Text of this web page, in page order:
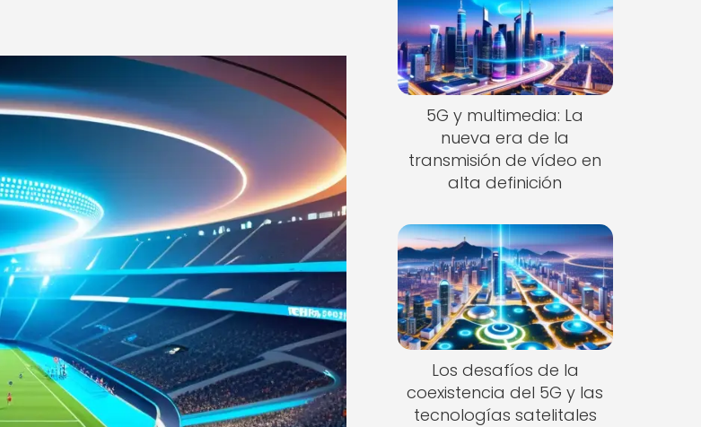
5G y multimedia: La
nueva era de la
transmisión de vídeo en
alta definición
Los desafíos de la
coexistencia del 5G y las
tecnologías satelitales